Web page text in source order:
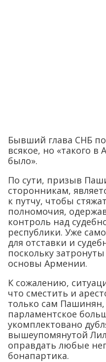
Бывший глава СНБ
всякое, но «такого
было».
По сути, призыв
сторонникам,
к путчу, чтобы
полномочия,
контроль над
республики. Уже
для отставки и
поскольку
основы Армении.
К сожалению,
что сместить и
только сам Пашинян,
парламентское
укомплектовано
вышеупомянутой
оправдать любые
бонапартика.